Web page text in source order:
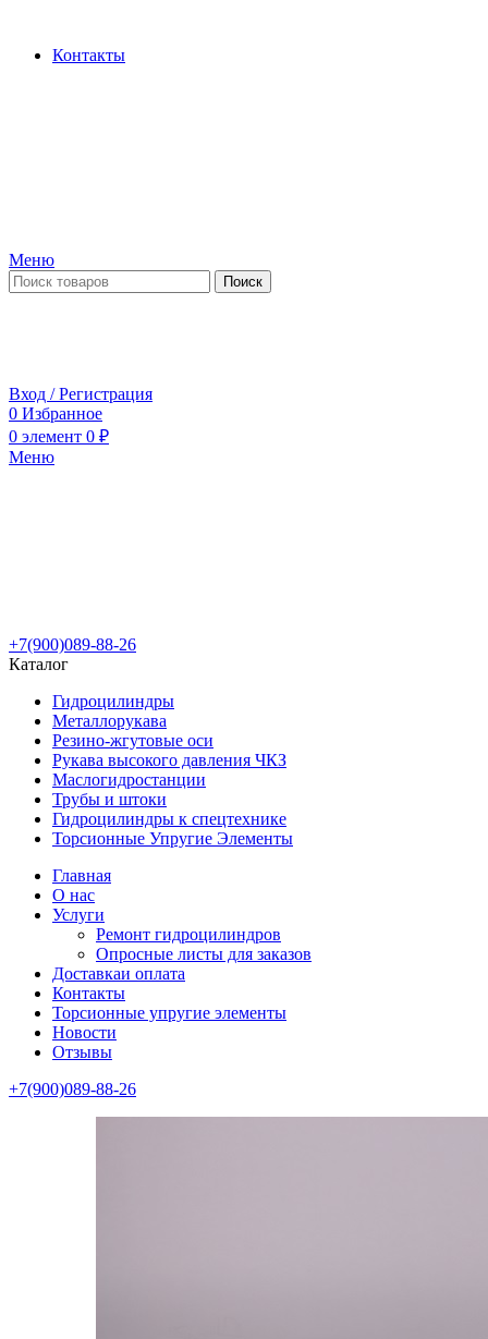
Контакты
Меню
Поиск
Вход / Регистрация
0 Избранное
0 элемент 0 ₽
Меню
+7(900)089-88-26
Каталог
Гидроцилиндры
Металлорукава
Резино-жгутовые оси
Рукава высокого давления ЧКЗ
Маслогидростанции
Трубы и штоки
Гидроцилиндры к спецтехнике
Торсионные Упругие Элементы
Главная
О нас
Услуги
Ремонт гидроцилиндров
Опросные листы для заказов
Доставкаи оплата
Контакты
Торсионные упругие элементы
Новости
Отзывы
+7(900)089-88-26